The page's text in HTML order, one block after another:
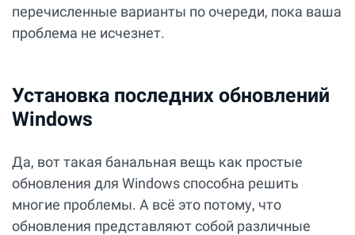
перечисленные варианты по очереди, пока ваша
проблема не исчезнет.
Установка последних обновлений
Windows
Да, вот такая банальная вещь как простые
обновления для Windows способна решить
многие проблемы. А всё это потому, что
обновления представляют собой различные